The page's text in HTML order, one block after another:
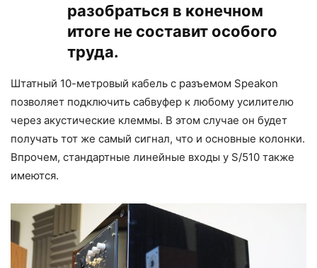
разобраться в конечном
итоге не составит особого
труда.
Штатный 10-метровый кабель с разъемом Speakon
позволяет подключить сабвуфер к любому усилителю
через акустические клеммы. В этом случае он будет
получать тот же самый сигнал, что и основные колонки.
Впрочем, стандартные линейные входы у S/510 также
имеются.